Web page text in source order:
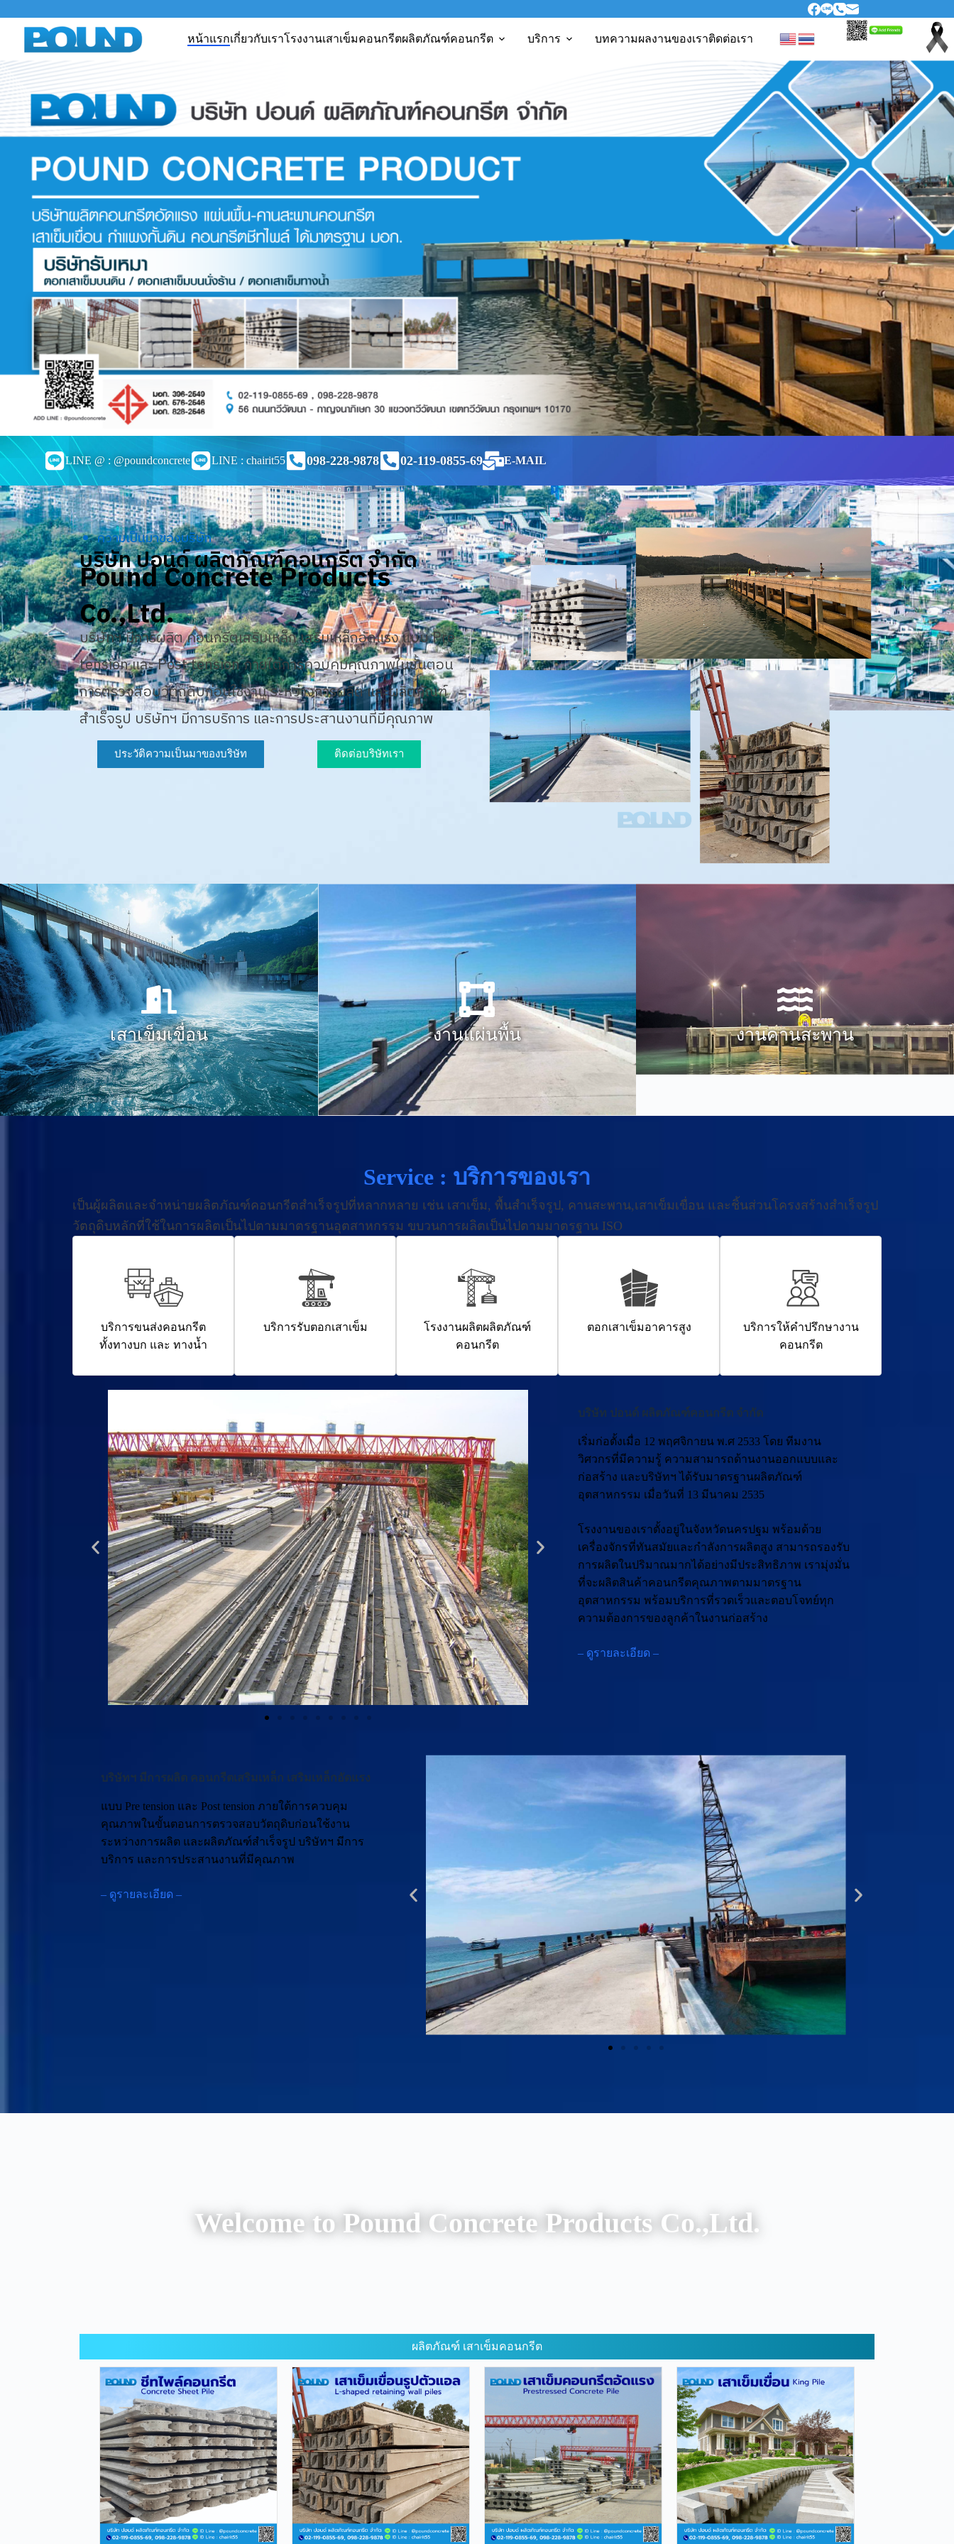
หน้าแรกเกี่ยวกับเราโรงงานเสาเข็มคอนกรีตผลิตภัณฑ์คอนกรีต บริการ บทความผลงานของเราติดต่อเรา
LINE @ : @poundconcrete LINE : chairit55 098-228-9878 02-119-0855-69 E-MAIL
ความเป็นมาของบริษัท
บริษัท ปอนด์ ผลิตภัณฑ์คอนกรีต จำกัด
Pound Concrete Products
Co.,Ltd.
บริษัทฯ มีการผลิต คอนกรีตเสริมเหล็ก เสริมเหล็กอัดแรง แบบ Pre
tension และ Post tension ภายใต้การควบคุมคุณภาพในขั้นตอน
การตรวจสอบวัตถุดิบก่อนใช้งาน ระหว่างการผลิต และผลิตภัณฑ์
สำเร็จรูป บริษัทฯ มีการบริการ และการประสานงานที่มีคุณภาพ
ประวัติความเป็นมาของบริษัท ติดต่อบริษัทเรา
เสาเข็มเขื่อน งานแผ่นพื้น งานคานสะพาน
Service : บริการของเรา
เป็นผู้ผลิตและจำหน่ายผลิตภัณฑ์คอนกรีตสำเร็จรูปที่หลากหลาย เช่น เสาเข็ม, พื้นสำเร็จรูป, คานสะพาน,เสาเข็มเขื่อน และชิ้นส่วนโครงสร้างสำเร็จรูป
วัตถุดิบหลักที่ใช้ในการผลิตเป็นไปตามมาตรฐานอุตสาหกรรม ขบวนการผลิตเป็นไปตามมาตรฐาน ISO
บริการขนส่งคอนกรีต
ทั้งทางบก และ ทางน้ำ
บริการรับตอกเสาเข็ม
โรงงานผลิตผลิตภัณฑ์
คอนกรีต
ตอกเสาเข็มอาคารสูง
บริการให้คำปรึกษางาน
คอนกรีต
บริษัท ปอนด์ ผลิตภัณฑ์คอนกรีต จำกัด
เริ่มก่อตั้งเมื่อ 12 พฤศจิกายน พ.ศ 2533 โดย ทีมงาน
วิศวกรที่มีความรู้ ความสามารถด้านงานออกแบบและ
ก่อสร้าง และบริษัทฯ ได้รับมาตรฐานผลิตภัณฑ์
อุตสาหกรรม เมื่อวันที่ 13 มีนาคม 2535
โรงงานของเราตั้งอยู่ในจังหวัดนครปฐม พร้อมด้วย
เครื่องจักรที่ทันสมัยและกำลังการผลิตสูง สามารถรองรับ
การผลิตในปริมาณมากได้อย่างมีประสิทธิภาพ เรามุ่งมั่น
ที่จะผลิตสินค้าคอนกรีตคุณภาพตามมาตรฐาน
อุตสาหกรรม พร้อมบริการที่รวดเร็วและตอบโจทย์ทุก
ความต้องการของลูกค้าในงานก่อสร้าง
– ดูรายละเอียด –
บริษัทฯ มีการผลิต คอนกรีตเสริมเหล็ก เสริมเหล็กอัดแรง
แบบ Pre tension และ Post tension ภายใต้การควบคุม
คุณภาพในขั้นตอนการตรวจสอบวัตถุดิบก่อนใช้งาน
ระหว่างการผลิต และผลิตภัณฑ์สำเร็จรูป บริษัทฯ มีการ
บริการ และการประสานงานที่มีคุณภาพ
– ดูรายละเอียด –
Welcome to Pound Concrete Products Co.,Ltd.
ผลิตภัณฑ์ เสาเข็มคอนกรีต